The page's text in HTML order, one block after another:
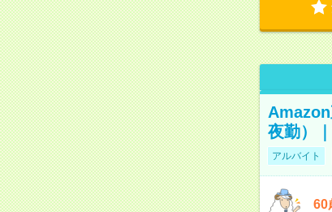
夜勤）
アルバイト
60